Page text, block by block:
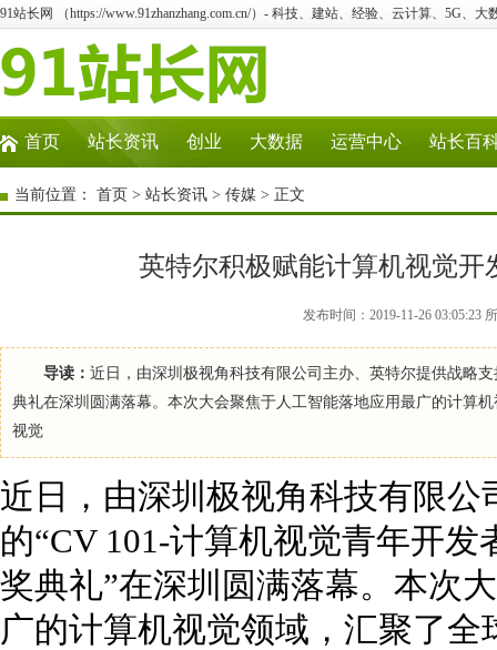
91站长网 （https://www.91zhanzhang.com.cn/）- 科技、建站、经验、云计算、5G、大
首页 站长资讯 创业 大数据 运营中心 站长百
当前位置： 首页 > 站长资讯 > 传媒 > 正文
英特尔积极赋能计算机视觉
发布时间：2019-11-26 03:05:23
导读： 近日，由深圳极视角科技有限公司主办、英特尔提供战略
典礼在深圳圆满落幕。本次大会聚焦于人工智能落地应用最广的计算
视觉
近日，由深圳极视角科技有限
的“CV 101-计算机视觉青年开
奖典礼”在深圳圆满落幕。本次
广的计算机视觉领域，汇聚了